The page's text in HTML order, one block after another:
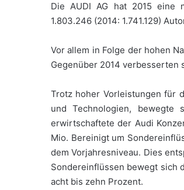
Die AUDI AG hat 2015 eine
1.803.246 (2014: 1.741.129)
Vor allem in Folge der hohen
Gegenüber 2014 verbesserten
Trotz hoher Vorleistungen für
und Technologien, bewegte
erwirtschaftete der Audi
Mio. Bereinigt um
dem Vorjahresniveau. Dies
Sondereinflüssen bewegt sich
acht bis zehn Prozent.